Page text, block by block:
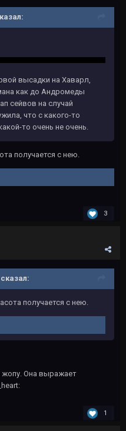
высадки на Хаварл,
как до Андромеды
сейвов на случай
что с какого-то
то очень не очень.
получается с нею.
3
сказал:
получается с нею.
Она выражает
1